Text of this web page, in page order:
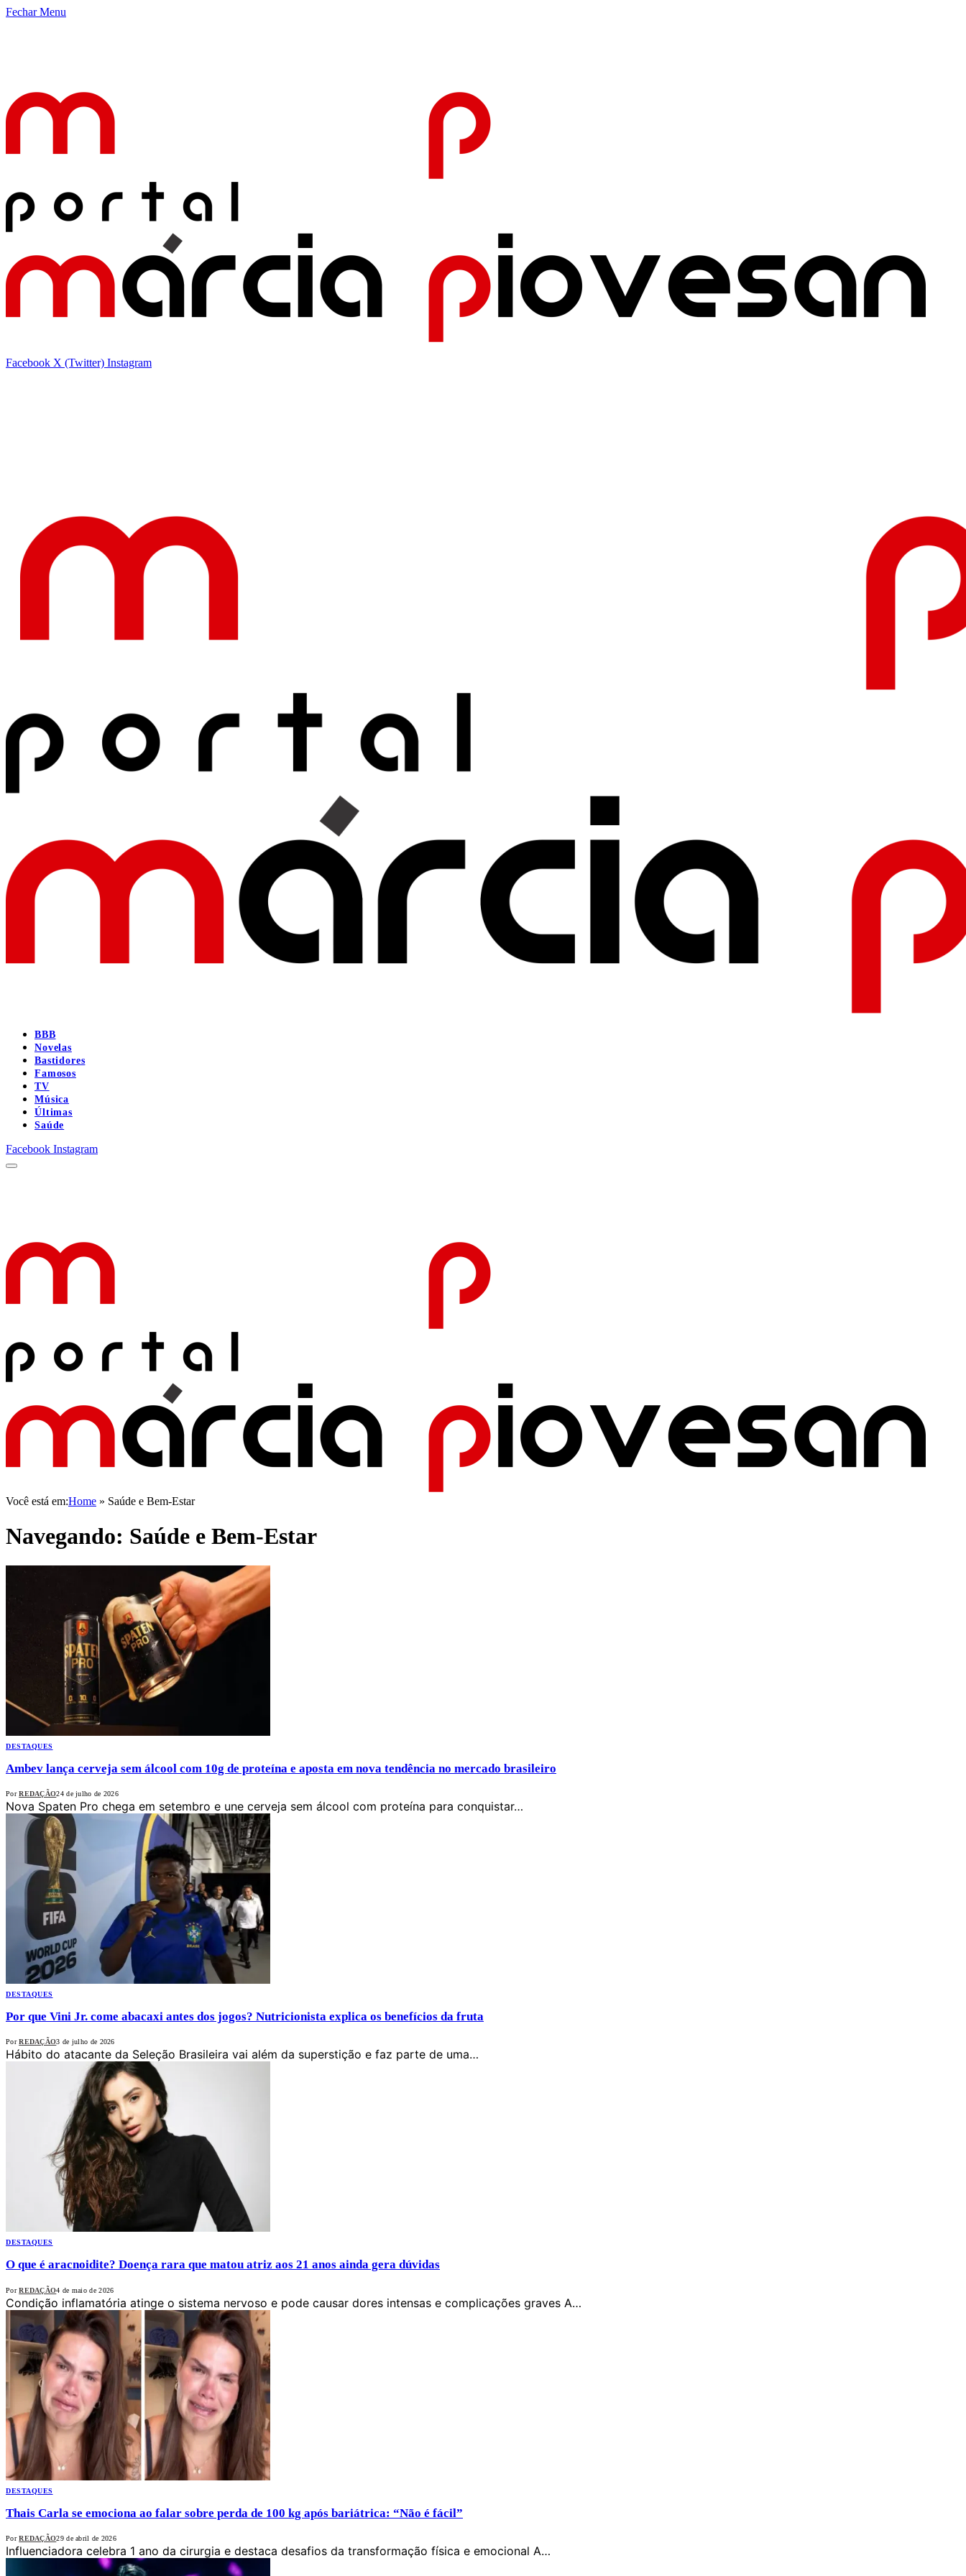
Fechar Menu
Facebook X (Twitter) Instagram
BBB
Novelas
Bastidores
Famosos
TV
Música
Últimas
Saúde
Facebook Instagram
Você está em:Home » Saúde e Bem-Estar
Navegando: Saúde e Bem-Estar
DESTAQUES
Ambev lança cerveja sem álcool com 10g de proteína e aposta em nova tendência no mercado brasileiro
Por REDAÇÃO24 de julho de 2026
Nova Spaten Pro chega em setembro e une cerveja sem álcool com proteína para conquistar…
DESTAQUES
Por que Vini Jr. come abacaxi antes dos jogos? Nutricionista explica os benefícios da fruta
Por REDAÇÃO3 de julho de 2026
Hábito do atacante da Seleção Brasileira vai além da superstição e faz parte de uma…
DESTAQUES
O que é aracnoidite? Doença rara que matou atriz aos 21 anos ainda gera dúvidas
Por REDAÇÃO4 de maio de 2026
Condição inflamatória atinge o sistema nervoso e pode causar dores intensas e complicações graves A…
DESTAQUES
Thais Carla se emociona ao falar sobre perda de 100 kg após bariátrica: “Não é fácil”
Por REDAÇÃO29 de abril de 2026
Influenciadora celebra 1 ano da cirurgia e destaca desafios da transformação física e emocional A…